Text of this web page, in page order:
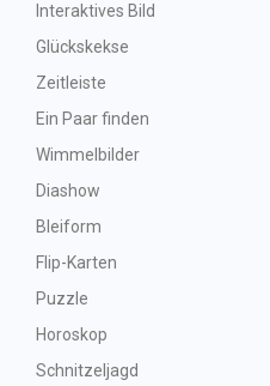
Interaktives Bild
Glückskekse
Zeitleiste
Ein Paar finden
Wimmelbilder
Diashow
Bleiform
Flip-Karten
Puzzle
Horoskop
Schnitzeljagd